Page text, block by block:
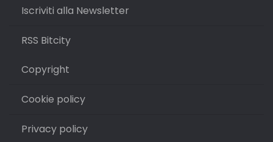
Iscriviti alla Newsletter
RSS Bitcity
Copyright
Cookie policy
Privacy policy